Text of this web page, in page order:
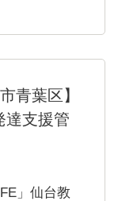
青葉区】
支援管
施設を作
」仙台教